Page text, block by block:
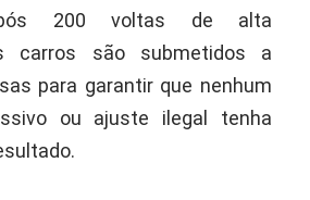
200 voltas de alta
carros são submetidos a
para garantir que nenhum
ou ajuste ilegal tenha